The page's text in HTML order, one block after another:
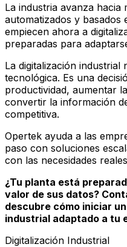
La industria avanza hacia
automatizados y basados
empiecen ahora a
preparadas para
La digitalización
tecnológica. Es una
productividad, aumentar
convertir la información
competitiva.
Opertek ayuda a las
paso con soluciones
con las necesidades
¿Tu planta está
valor de sus datos?
descubre cómo iniciar
industrial adaptado a tu
Digitalización Industrial